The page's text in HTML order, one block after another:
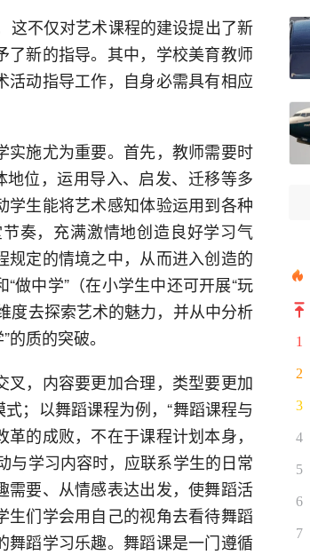
这不仅对艺术课程的建设提出了新
新的指导。其中，学校美育教师
动指导工作，自身必需具有相应
施尤为重要。首先，教师需要时
地位，运用导入、启发、迁移等多
生能将艺术感知体验运用到各种
奏，充满激情地创造良好学习气
定的情境之中，从而进入创造的
做中学”（在小学生中还可开展“玩
度去探索艺术的魅力，并从中分析
质的突破。
，内容要更加合理，类型要更加
；以舞蹈课程为例，“舞蹈课程与
的成败，不在于课程计划本身，
与学习内容时，应联系学生的日常
需要、从情感表达出发，使舞蹈活
们学会用自己的视角去看待舞蹈
蹈学习乐趣。舞蹈课是一门遵循
1
2
3
4
5
6
7